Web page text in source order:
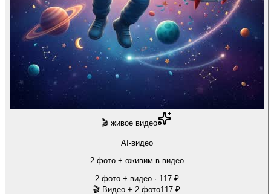
🎬 живое видео
AI-видео
2 фото + оживим в видео
2 фото + видео · 117 ₽
🎬 Видео + 2 фото117 ₽